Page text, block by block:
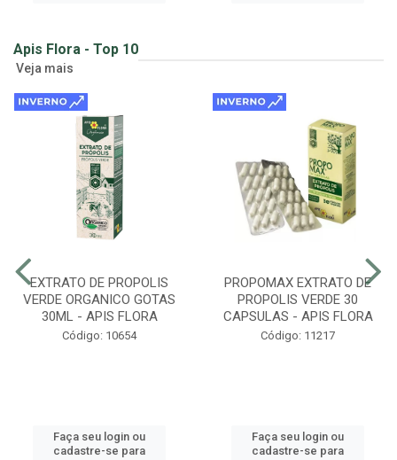
Apis Flora - Top 10
Veja mais
EXTRATO DE PROPOLIS
VERDE ORGANICO GOTAS
30ML - APIS FLORA
Código: 10654
Faça seu login ou
cadastre-se para
PROPOMAX EXTRATO DE
PROPOLIS VERDE 30
CAPSULAS - APIS FLORA
Código: 11217
Faça seu login ou
cadastre-se para